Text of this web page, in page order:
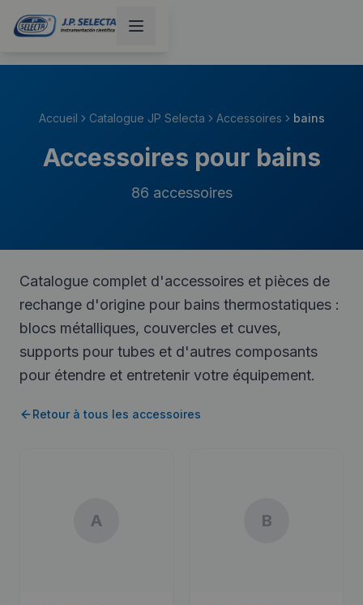
Accueil Catalogue JP Selecta Accessoires bains
Accessoires pour bains
86 accessoires
Catalogue complet d'accessoires et pièces de
rechange d'origine pour bains thermostatiques :
blocs métalliques, couvercles et cuves,
supports pour tubes et d'autres composants
pour étendre et entretenir votre équipement.
Retour à tous les accessoires
A B